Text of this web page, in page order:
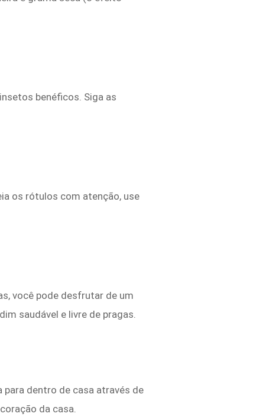
benéficos. Siga as
os rótulos com atenção, use
você pode desfrutar de um
saudável e livre de pragas.
para dentro de casa através de
da casa.